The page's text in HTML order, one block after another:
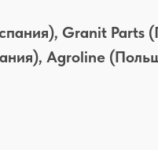
Granit Parts
Agroline